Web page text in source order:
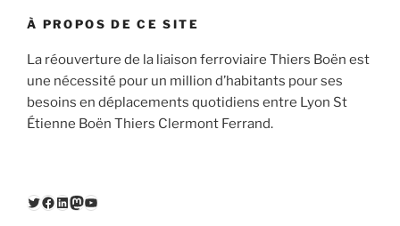
À PROPOS DE CE SITE
La réouverture de la liaison ferroviaire Thiers Boën est
une nécessité pour un million d’habitants pour ses
besoins en déplacements quotidiens entre Lyon St
Étienne Boën Thiers Clermont Ferrand.
Twitter
Facebook
LinkedIn
Mastodon
YouTube